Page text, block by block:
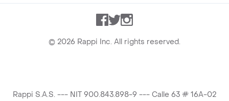
Facebook
TwitterInstagram
© 2026 Rappi Inc. All rights reserved.
Rappi S.A.S. --- NIT 900.843.898-9 --- Calle 63 # 16A-02